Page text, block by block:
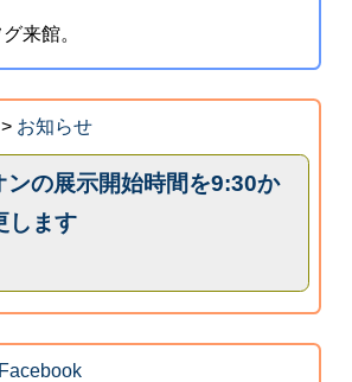
来館。
> お知らせ
ンの展示開始時間を9:30か
します
Facebook